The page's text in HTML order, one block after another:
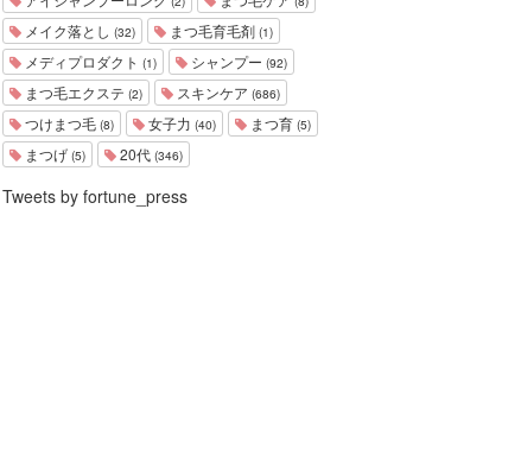
メイク落とし (32) まつ毛育毛剤 (1)
メディプロダクト (1) シャンプー (92)
まつ毛エクステ (2) スキンケア (686)
つけまつ毛 (8) 女子力 (40) まつ育 (5)
まつげ (5) 20代 (346)
Tweets by fortune_press